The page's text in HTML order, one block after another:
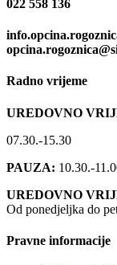
022 558 136
Radno vrijeme
UREDOVNO
07.30.-15.30
PAUZA: 10.30.-
UREDOVNO
Od ponedjeljka do
Pravne informacije